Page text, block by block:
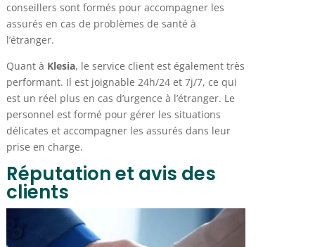
conseillers sont formés pour accompagner les
assurés en cas de problèmes de santé à
l’étranger.
Quant à Klesia, le service client est également très
performant. Il est joignable 24h/24 et 7j/7, ce qui
est un réel plus en cas d’urgence à l’étranger. Le
personnel est formé pour gérer les situations
délicates et accompagner les assurés dans leur
prise en charge.
Réputation et avis des
clients